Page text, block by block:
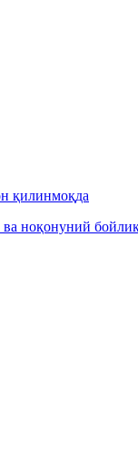
қилинмоқда